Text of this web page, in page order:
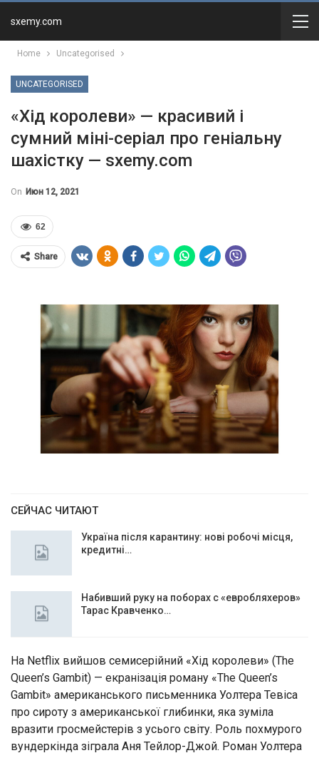
sxemy.com
Home Uncategorised
UNCATEGORISED
«Хід королеви» — красивий і
сумний міні-серіал про геніальну
шахістку — sxemy.com
On Июн 12, 2021
62
Share
СЕЙЧАС ЧИТАЮТ
Україна після карантину: нові робочі місця,
кредитні…
Набивший руку на поборах с «евробляхеров»
Тарас Кравченко…
На Netflix вийшов семисерійний «Хід королеви» (The
Queen’s Gambit) — екранізація роману «The Queen’s
Gambit» американського письменника Уолтера Тевіса
про сироту з американської глибинки, яка зуміла
вразити гросмейстерів з усього світу. Роль похмурого
вундеркінда зіграла Аня Тейлор-Джой. Роман Уолтера